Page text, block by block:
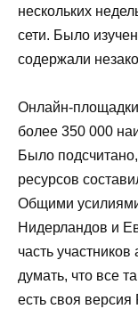
нескольких
сети. Было
содержали
Онлайн-
более 350 000
Было подсчитано,
ресурсов
Общими
Нидерландов и
часть
думать, что все
есть своя